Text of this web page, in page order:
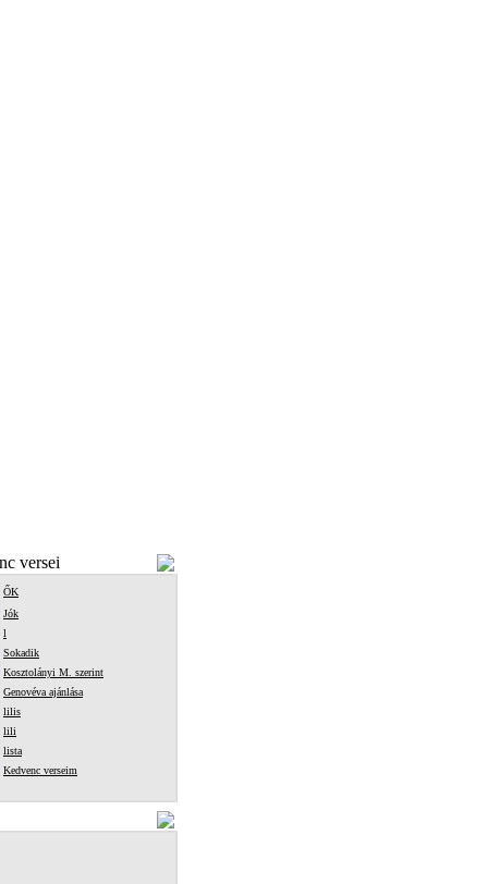
versei
ŐK
Jók
l
Sokadik
Kosztolányi M. szerint
Genovéva ajánlása
lilis
lili
lista
Kedvenc verseim